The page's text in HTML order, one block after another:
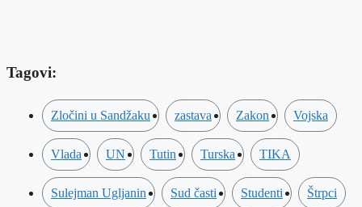
Tagovi:
Zločini u Sandžaku zastava Zakon Vojska
Vlada UN Tutin Turska TIKA
Sulejman Ugljanin Sud časti Studenti Štrpci